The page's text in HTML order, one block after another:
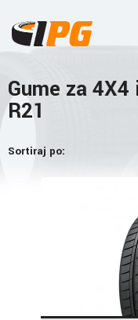
Gume za
R21
Sortiraj po: